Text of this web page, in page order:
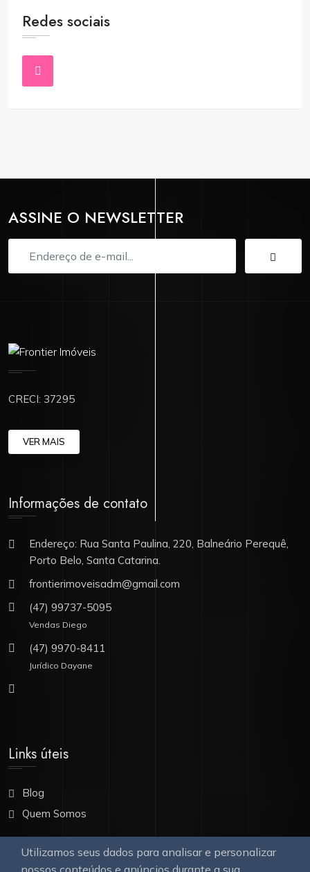
Utilizamos seus dados para analisar e personalizar
nossos conteúdos e anúncios durante a sua
Redes sociais
ASSINE O NEWSLETTER
CRECI: 37295
VER MAIS
Informações de contato
Endereço: Rua Santa Paulina, 220, Balneário Perequê,
Porto Belo, Santa Catarina.
frontierimoveisadm@gmail.com
(47) 99737-5095
Vendas Diego
(47) 9970-8411
Jurídico Dayane
Links úteis
Blog
Quem Somos